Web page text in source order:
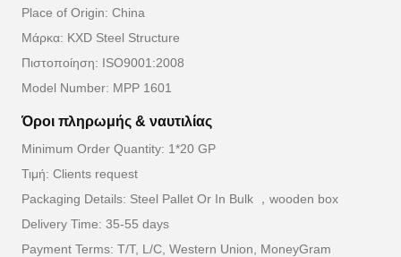
Place of Origin: China
Μάρκα: KXD Steel Structure
Πιστοποίηση: ISO9001:2008
Model Number: MPP 1601
Όροι πληρωμής & ναυτιλίας
Minimum Order Quantity: 1*20 GP
Τιμή: Clients request
Packaging Details: Steel Pallet Or In Bulk ，wooden box
Delivery Time: 35-55 days
Payment Terms: T/T, L/C, Western Union, MoneyGram